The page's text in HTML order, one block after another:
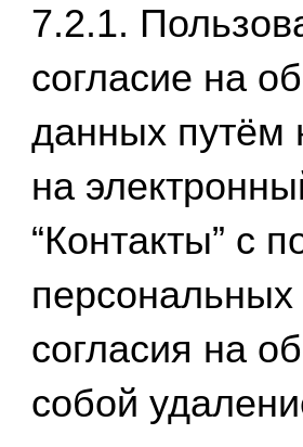
7.2.1.
согласие на
данных путём
на
“Контакты” с
согласия на
собой